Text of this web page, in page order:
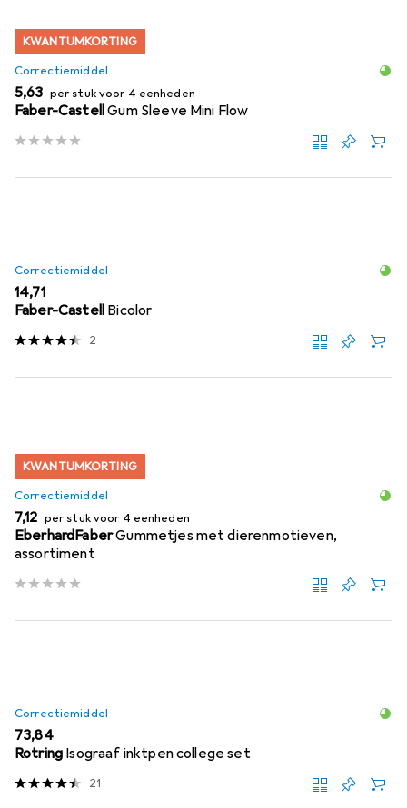
KWANTUMKORTING
Correctiemiddel
EUR
5,63 per stuk voor 4 eenheden
Faber-CastellGum Sleeve Mini Flow
Correctiemiddel
EUR
14,71
Faber-Castell Bicolor
2
KWANTUMKORTING
Correctiemiddel
EUR
7,12 per stuk voor 4 eenheden
EberhardFaberGummetjes met dierenmotieven,
assortiment
Correctiemiddel
EUR
73,84
Rotring Isograaf inktpen college set
21